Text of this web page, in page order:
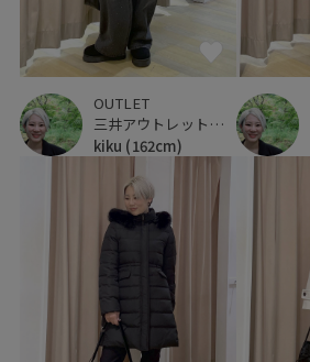
OUTLET
三井アウトレットパーク 仙台港
kiku (162cm)